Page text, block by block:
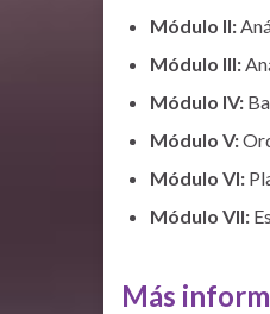
Módulo II:
Módulo III:
Módulo IV:
Módulo V:
Módulo VI:
Módulo VII:
Más